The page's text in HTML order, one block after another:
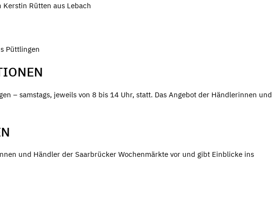
Kerstin Rütten aus Lebach
Püttlingen
– samstags, jeweils von 8 bis 14 Uhr, statt. Das Angebot der Händlerinnen und
und Händler der Saarbrücker Wochenmärkte vor und gibt Einblicke ins